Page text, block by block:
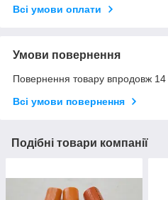
Всі умови оплати
Умови повернення
Повернення товару впродовж 14
Всі умови повернення
Подібні товари компанії